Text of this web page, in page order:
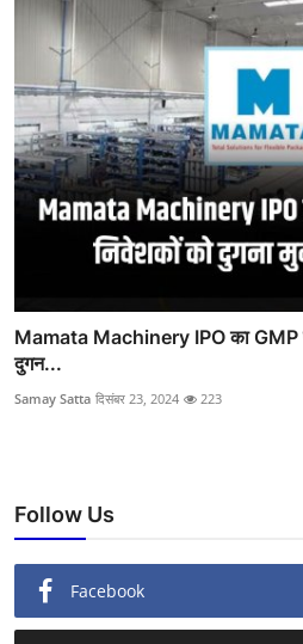
Mamata Machinery IPO का GMP
दुगन...
Samay Satta दिसंबर 23, 2024 223
Follow Us
Facebook